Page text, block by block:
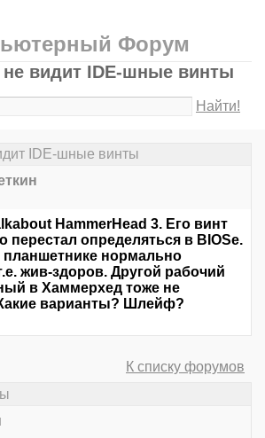
Форум
не видит IDE-шные винты
Найти!
IDE-шные винты
HammerHead 3. Его винт
перестал определяться в BIOSе.
планшетнике нормально
жив-здоров. Другой рабочий
в Хаммерхед тоже не
варианты? Шлейф?
К списку форумов